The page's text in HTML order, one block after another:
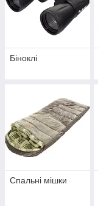
Біноклі
Спальні мішки